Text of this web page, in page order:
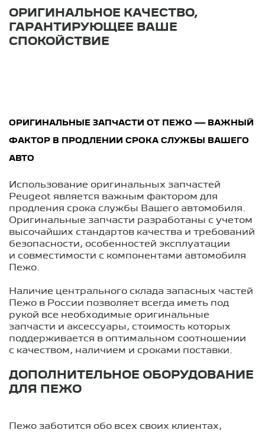
ОРИГИНАЛЬНОЕ КАЧЕСТВО,
ГАРАНТИРУЮЩЕЕ ВАШЕ
СПОКОЙСТВИЕ
ОРИГИНАЛЬНЫЕ ЗАПЧАСТИ ОТ ПЕЖО — ВАЖНЫЙ
ФАКТОР В ПРОДЛЕНИИ СРОКА СЛУЖБЫ ВАШЕГО
АВТО
Использование оригинальных запчастей
Peugeot является важным фактором для
продления срока службы Вашего автомобиля.
Оригинальные запчасти разработаны с учетом
высочайших стандартов качества и требований
безопасности, особенностей эксплуатации
и совместимости с компонентами автомобиля
Пежо.
Наличие центрального склада запасных частей
Пежо в России позволяет всегда иметь под
рукой все необходимые оригинальные
запчасти и аксессуары, стоимость которых
поддерживается в оптимальном соотношении
с качеством, наличием и сроками поставки.
ДОПОЛНИТЕЛЬНОЕ ОБОРУДОВАНИЕ
ДЛЯ ПЕЖО
Пежо заботится обо всех своих клиентах,